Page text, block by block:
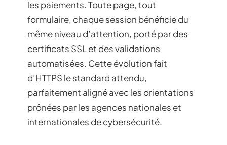
les paiements. Toute page, tout
formulaire, chaque session bénéficie du
même niveau d’attention, porté par des
certificats SSL et des validations
automatisées. Cette évolution fait
d’HTTPS le standard attendu,
parfaitement aligné avec les orientations
prônées par les agences nationales et
internationales de cybersécurité.